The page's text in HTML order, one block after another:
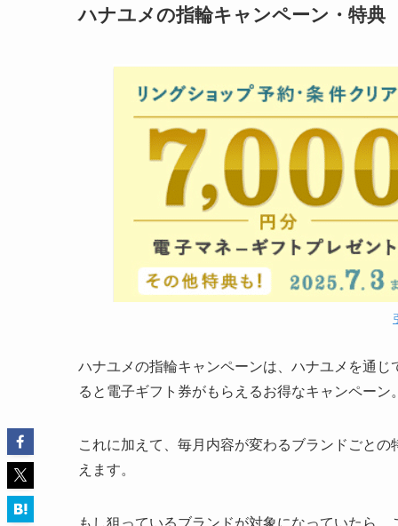
ハナユメの指輪キャンペーン・特典
ハナユメの指輪キャンペーンは、ハナユメを通
ると電子ギフト券がもらえるお得なキャンペーン
これに加えて、毎月内容が変わるブランドごと
えます。
もし狙っているブランドが対象になっていたら